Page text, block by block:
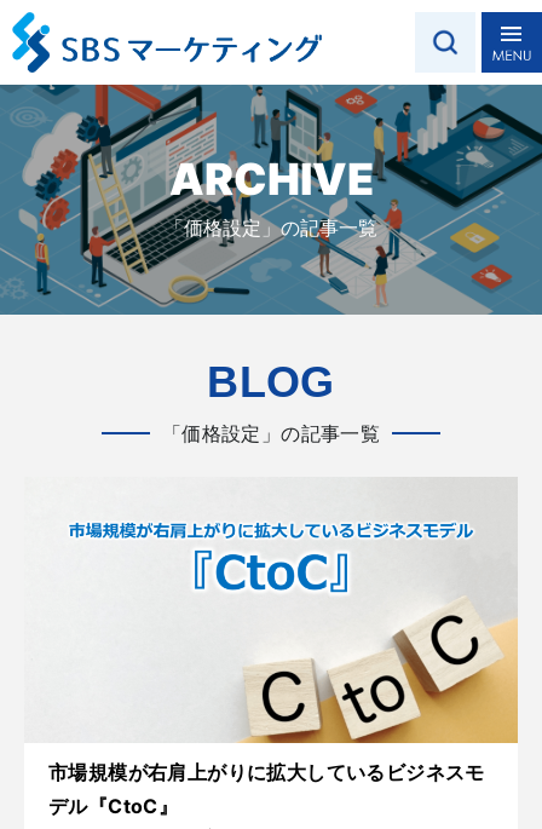
ARCHIVE
「価格設定」の記事一覧
BLOG
「価格設定」の記事一覧
市場規模が右肩上がりに拡大しているビジネスモ
デル『CtoC』